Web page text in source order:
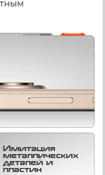
Имитация
металлических
деталей и
пластин